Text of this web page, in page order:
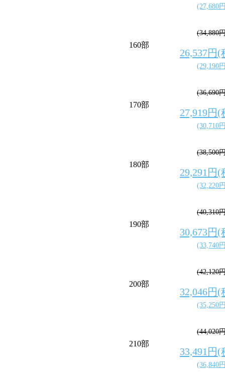
(27,680
160部
(34,880
26,537円(
(29,190
170部
(36,690
27,919円(
(30,710
180部
(38,500
29,291円(
(32,220
190部
(40,310
30,673円(
(33,740
200部
(42,120
32,046円(
(35,250
210部
(44,020
33,491円(
(36,840